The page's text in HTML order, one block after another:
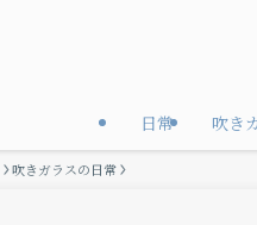
日常 吹き
吹きガラスの日常